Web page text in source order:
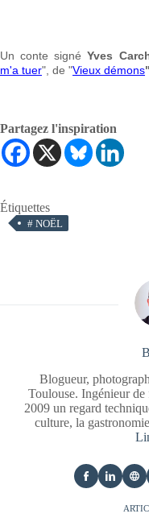
Un conte signé Yves
m'a tuer", de "Vieux démons"
Partagez l'inspiration
Étiquettes
# NOËL
Blogueur,
Toulouse. Ingénieur
2009 un regard
culture, la